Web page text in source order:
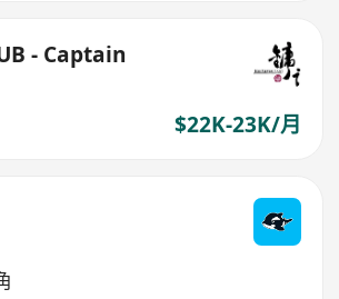
- Captain
$22K-23K/月